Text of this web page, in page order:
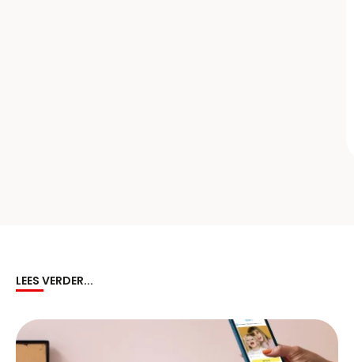
LEES VERDER...